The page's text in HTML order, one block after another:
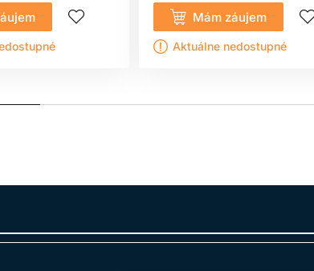
Mám záujem
Aktuálne nedostupné